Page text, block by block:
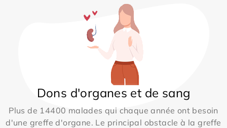
Dons d'organes et de sang
Plus de 14400 malades qui chaque année ont besoin
d'une greffe d'organe. Le principal obstacle à la greffe